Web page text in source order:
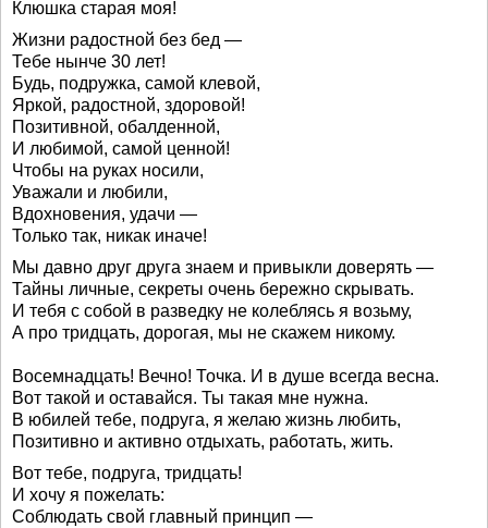
Клюшка старая моя!
Жизни радостной без бед —
Тебе нынче 30 лет!
Будь, подружка, самой клевой,
Яркой, радостной, здоровой!
Позитивной, обалденной,
И любимой, самой ценной!
Чтобы на руках носили,
Уважали и любили,
Вдохновения, удачи —
Только так, никак иначе!
Мы давно друг друга знаем и привыкли доверять —
Тайны личные, секреты очень бережно скрывать.
И тебя с собой в разведку не колеблясь я возьму,
А про тридцать, дорогая, мы не скажем никому.
Восемнадцать! Вечно! Точка. И в душе всегда весна.
Вот такой и оставайся. Ты такая мне нужна.
В юбилей тебе, подруга, я желаю жизнь любить,
Позитивно и активно отдыхать, работать, жить.
Вот тебе, подруга, тридцать!
И хочу я пожелать:
Соблюдать свой главный принцип —